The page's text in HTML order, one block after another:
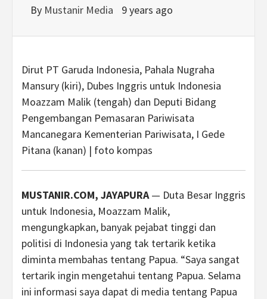
By Mustanir Media 9 years ago
Dirut PT Garuda Indonesia, Pahala Nugraha
Mansury (kiri), Dubes Inggris untuk Indonesia
Moazzam Malik (tengah) dan Deputi Bidang
Pengembangan Pemasaran Pariwisata
Mancanegara Kementerian Pariwisata, I Gede
Pitana (kanan) | foto kompas
MUSTANIR.COM, JAYAPURA— Duta Besar Inggris
untuk Indonesia, Moazzam Malik,
mengungkapkan, banyak pejabat tinggi dan
politisi di Indonesia yang tak tertarik ketika
diminta membahas tentang Papua. “Saya sangat
tertarik ingin mengetahui tentang Papua. Selama
ini informasi saya dapat di media tentang Papua